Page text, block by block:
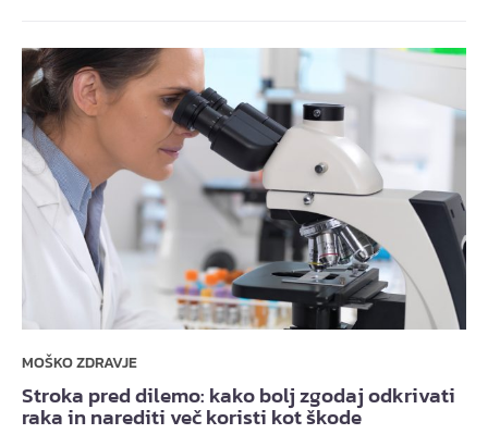
MOŠKO ZDRAVJE
Stroka pred dilemo: kako bolj zgodaj odkrivati
raka in narediti več koristi kot škode